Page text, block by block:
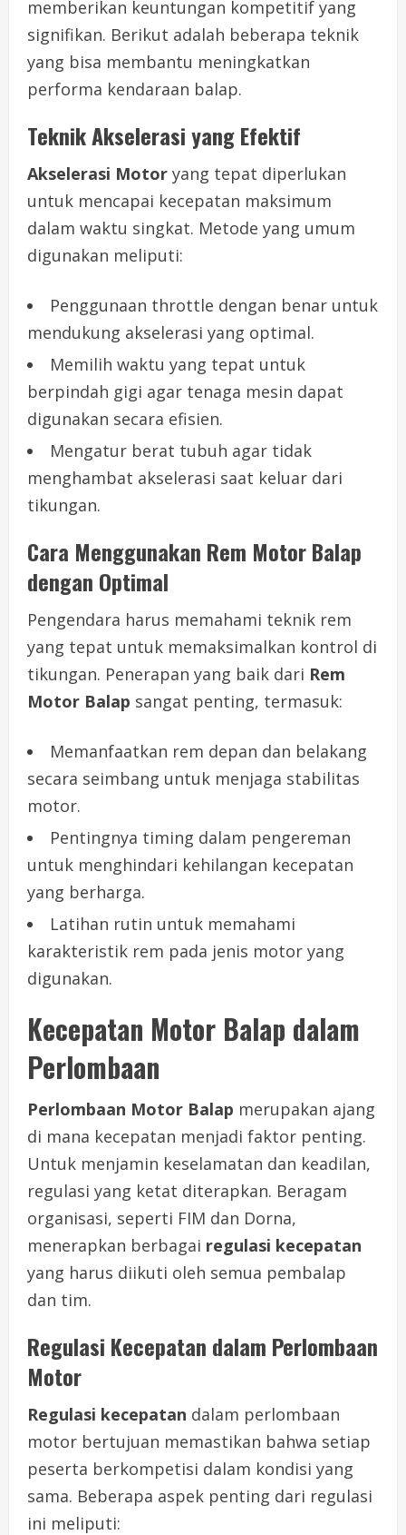
memberikan keuntungan kompetitif yang
signifikan. Berikut adalah beberapa teknik
yang bisa membantu meningkatkan
performa kendaraan balap.
Teknik Akselerasi yang Efektif
Akselerasi Motor yang tepat diperlukan
untuk mencapai kecepatan maksimum
dalam waktu singkat. Metode yang umum
digunakan meliputi:
Penggunaan throttle dengan benar untuk
mendukung akselerasi yang optimal.
Memilih waktu yang tepat untuk
berpindah gigi agar tenaga mesin dapat
digunakan secara efisien.
Mengatur berat tubuh agar tidak
menghambat akselerasi saat keluar dari
tikungan.
Cara Menggunakan Rem Motor Balap
dengan Optimal
Pengendara harus memahami teknik rem
yang tepat untuk memaksimalkan kontrol di
tikungan. Penerapan yang baik dari Rem
Motor Balap sangat penting, termasuk:
Memanfaatkan rem depan dan belakang
secara seimbang untuk menjaga stabilitas
motor.
Pentingnya timing dalam pengereman
untuk menghindari kehilangan kecepatan
yang berharga.
Latihan rutin untuk memahami
karakteristik rem pada jenis motor yang
digunakan.
Kecepatan Motor Balap dalam
Perlombaan
Perlombaan Motor Balap merupakan ajang
di mana kecepatan menjadi faktor penting.
Untuk menjamin keselamatan dan keadilan,
regulasi yang ketat diterapkan. Beragam
organisasi, seperti FIM dan Dorna,
menerapkan berbagai regulasi kecepatan
yang harus diikuti oleh semua pembalap
dan tim.
Regulasi Kecepatan dalam Perlombaan
Motor
Regulasi kecepatan dalam perlombaan
motor bertujuan memastikan bahwa setiap
peserta berkompetisi dalam kondisi yang
sama. Beberapa aspek penting dari regulasi
ini meliputi: